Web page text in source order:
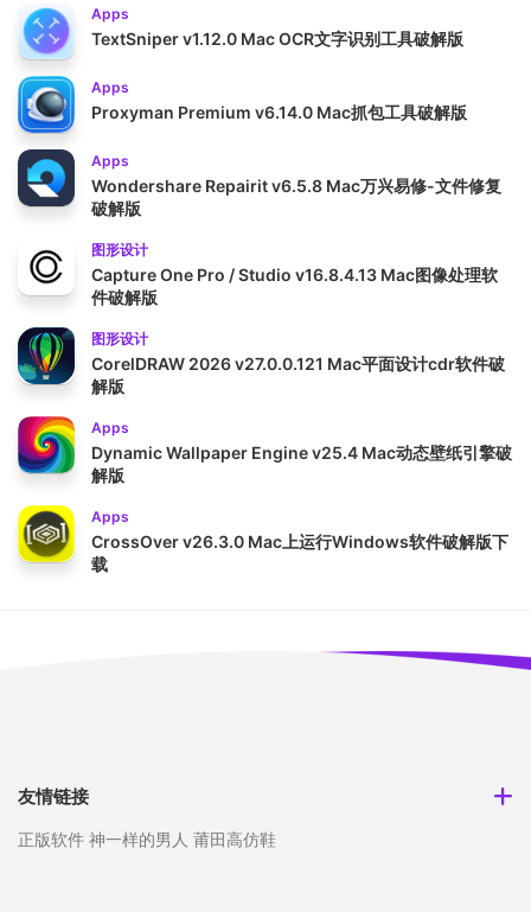
Apps
TextSniper v1.12.0 Mac OCR文字识别工具破解版
Apps
Proxyman Premium v6.14.0 Mac抓包工具破解版
Apps
Wondershare Repairit v6.5.8 Mac万兴易修-文件修复
破解版
图形设计
Capture One Pro / Studio v16.8.4.13 Mac图像处理软
件破解版
图形设计
CorelDRAW 2026 v27.0.0.121 Mac平面设计cdr软件破
解版
Apps
Dynamic Wallpaper Engine v25.4 Mac动态壁纸引擎破
解版
Apps
CrossOver v26.3.0 Mac上运行Windows软件破解版下
载
友情链接
正版软件 神一样的男人 莆田高仿鞋